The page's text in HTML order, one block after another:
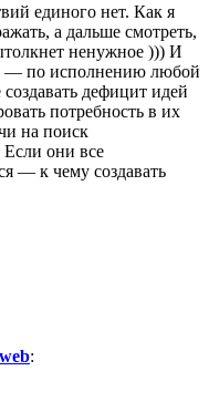
единого нет. Как я
а дальше смотреть,
ненужное ))) И
— по исполнению любой
дефицит идей
потребность в их
на поиск
Если они все
— к чему создавать
: